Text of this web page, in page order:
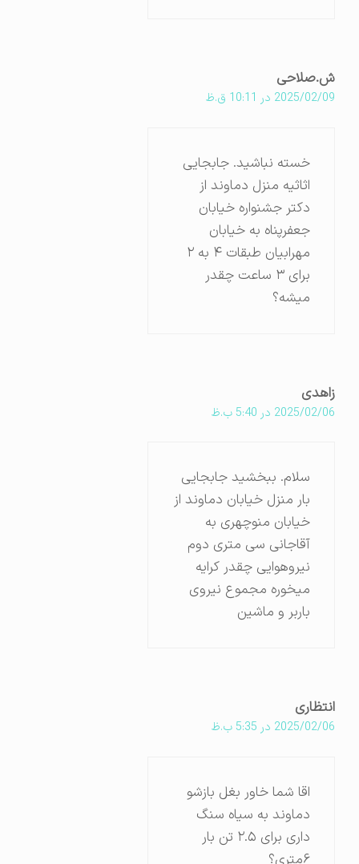
ش.صلاحی
2025/02/09 در 10:11 ق.ظ
خسته نباشید. جابجایی
اثاثیه منزل دماوند از
دکتر جشنواره خیابان
جعفرپناه به خیابان
مهرابیان طبقات ۴ به ۲
برای ۳ ساعت چقدر
میشه؟
زاهدی
2025/02/06 در 5:40 ب.ظ
سلام. ببخشید جابجایی
بار منزل خیابان دماوند از
خیابان منوچهری به
آقاجانی سی متری دوم
نیروهوایی چقدر کرایه
میخوره مجموع نیروی
باربر و ماشین
انتظاری
2025/02/06 در 5:35 ب.ظ
اقا شما خاور بغل بازشو
دماوند به سیاه سنگ
داری برای ۲.۵ تن بار